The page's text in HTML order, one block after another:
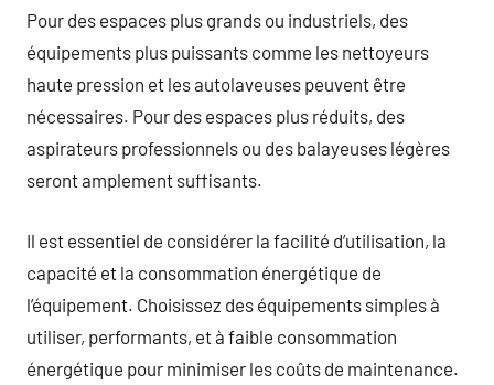
Pour des espaces plus grands ou industriels, des
équipements plus puissants comme les nettoyeurs
haute pression et les autolaveuses peuvent être
nécessaires. Pour des espaces plus réduits, des
aspirateurs professionnels ou des balayeuses légères
seront amplement suffisants.
Il est essentiel de considérer la facilité d’utilisation, la
capacité et la consommation énergétique de
l’équipement. Choisissez des équipements simples à
utiliser, performants, et à faible consommation
énergétique pour minimiser les coûts de maintenance.